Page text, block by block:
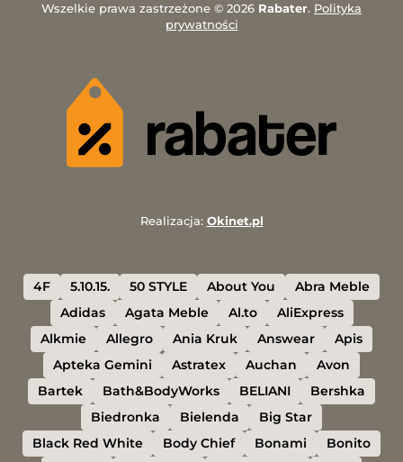
Wszelkie prawa zastrzeżone © 2026 Rabater. Polityka
prywatności
Realizacja: Okinet.pl
4F 5.10.15. 50 STYLE About You
Abra Meble
Adidas
Agata Meble Al.to
AliExpress
Alkmie
Allegro Ania Kruk Answear
Apis
Apteka Gemini
Astratex Auchan
Avon
Bartek
Bath&BodyWorks BELIANI
Bershka
Biedronka
Bielenda
Big Star
Black Red White
Body Chief Bonami
Bonito